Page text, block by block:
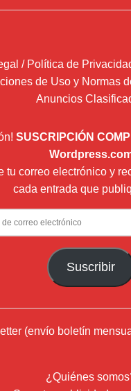
/ Política de
de Uso y Normas
Anuncios
SUSCRIPCIÓN
tu correo electrónico y
cada entrada que
Suscribir
(envío boletín
¿Quiénes